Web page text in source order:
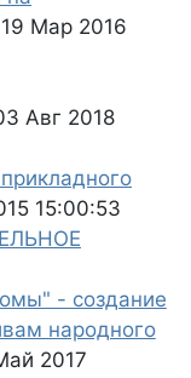
Мар 2016
Авг 2018
15:00:53
- создание
народного
2017